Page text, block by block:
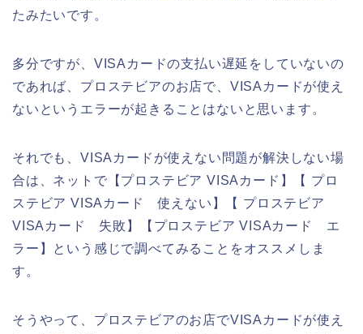
たみたいです。
多分ですが、VISAカードの支払い遅延をしていないの
であれば、プロステビアのお店で、VISAカードが使え
ないというエラーが起きることはないと思います。
それでも、VISAカードが使えない問題が解決しない場
合は、ネットで【プロステビア VISAカード】【 プロ
ステビア VISAカード 使えない】【 プロステビア
VISAカード 失敗】【プロステビア VISAカード エ
ラー】という感じで調べてみることをオススメしま
す。
そうやって、プロステビアのお店でVISAカードが使え